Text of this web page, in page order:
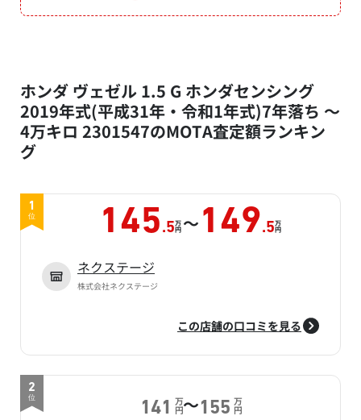
ホンダ ヴェゼル 1.5 G ホンダセンシング
2019年式(平成31年・令和1年式)7年落ち ～
4万キロ 2301547のMOTA査定額ランキン
グ
1
位 145 .5万
円 ～ 149.5万
円
ネクステージ
株式会社ネクステージ
この店舗の口コミを見る
2
位
141 万
円～155 万
円